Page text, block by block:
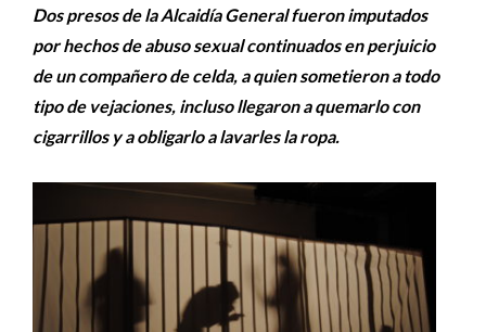
Dos presos de la Alcaidía General fueron imputados
por hechos de abuso sexual continuados en perjuicio
de un compañero de celda, a quien sometieron a todo
tipo de vejaciones, incluso llegaron a quemarlo con
cigarrillos y a obligarlo a lavarles la ropa.